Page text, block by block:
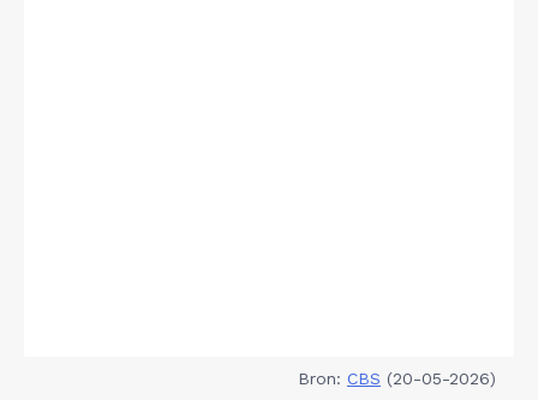
Bron: CBS (20-05-2026)